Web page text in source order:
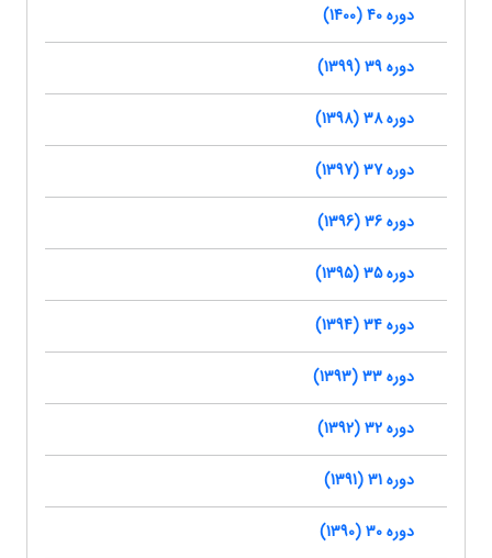
دوره 40 (1400)
دوره 39 (1399)
دوره 38 (1398)
دوره 37 (1397)
دوره 36 (1396)
دوره 35 (1395)
دوره 34 (1394)
دوره 33 (1393)
دوره 32 (1392)
دوره 31 (1391)
دوره 30 (1390)